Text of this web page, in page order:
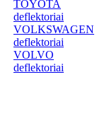
TOYOTA
deflektoriai
VOLKSWAGEN
deflektoriai
VOLVO
deflektoriai